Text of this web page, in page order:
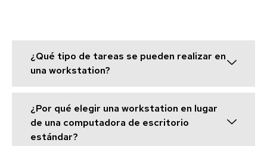
¿Qué tipo de tareas se pueden realizar en
una workstation?
¿Por qué elegir una workstation en lugar
de una computadora de escritorio
estándar?